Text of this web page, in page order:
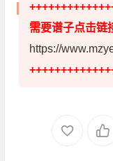
需要谱子点击链
https://